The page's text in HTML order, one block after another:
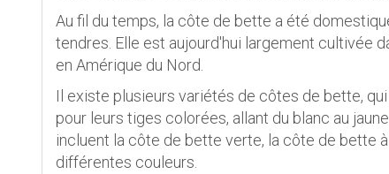
Au fil du temps, la côte de bette a été
tendres. Elle est aujourd'hui largement cultivée
en Amérique du Nord.
Il existe plusieurs variétés de côtes de bette,
pour leurs tiges colorées, allant du blanc au
incluent la côte de bette verte, la côte de bette
différentes couleurs.